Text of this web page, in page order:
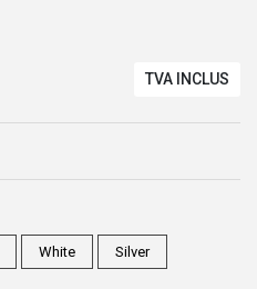
TVA INCLUS
White Silver